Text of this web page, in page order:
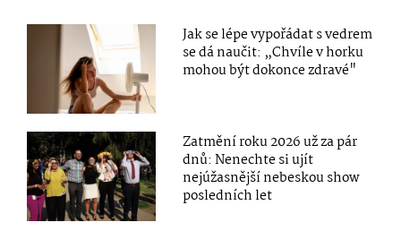
Jak se lépe vypořádat s vedrem
se dá naučit: „Chvíle v horku
mohou být dokonce zdravé"
Zatmění roku 2026 už za pár
dnů: Nenechte si ujít
nejúžasnější nebeskou show
posledních let